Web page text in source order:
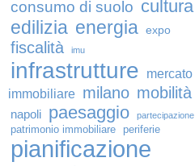
consumo di suolo cultura
edilizia energia expo
fiscalità imu
infrastrutture
mercato
immobiliare milano mobilità
napoli paesaggio partecipazione
patrimonio immobiliare periferie
pianificazione